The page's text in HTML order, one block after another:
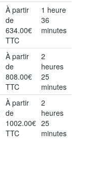
À partir
de
634.00€
TTC
1 heure
36
minutes
À partir
de
808.00€
TTC
2
heures
25
minutes
À partir
de
1002.00€
TTC
2
heures
25
minutes